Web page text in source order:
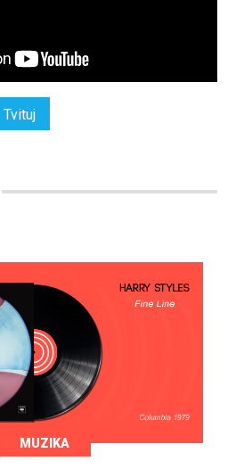
Tvituj
MUZIKA